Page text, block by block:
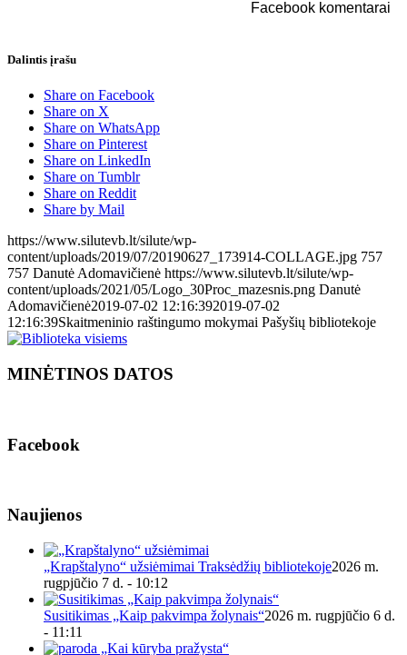
Facebook komentarai
Dalintis įrašu
Share on Facebook
Share on X
Share on WhatsApp
Share on Pinterest
Share on LinkedIn
Share on Tumblr
Share on Reddit
Share by Mail
https://www.silutevb.lt/silute/wp-
content/uploads/2019/07/20190627_173914-COLLAGE.jpg 757
757 Danutė Adomavičienė https://www.silutevb.lt/silute/wp-
content/uploads/2021/05/Logo_30Proc_mazesnis.png Danutė
Adomavičienė2019-07-02 12:16:392019-07-02
12:16:39Skaitmeninio raštingumo mokymai Pašyšių bibliotekoje
MINĖTINOS DATOS
Facebook
Naujienos
„Krapštalyno“ užsiėmimai Traksėdžių bibliotekoje2026 m.
rugpjūčio 7 d. - 10:12
Susitikimas „Kaip pakvimpa žolynais“2026 m. rugpjūčio 6 d.
- 11:11